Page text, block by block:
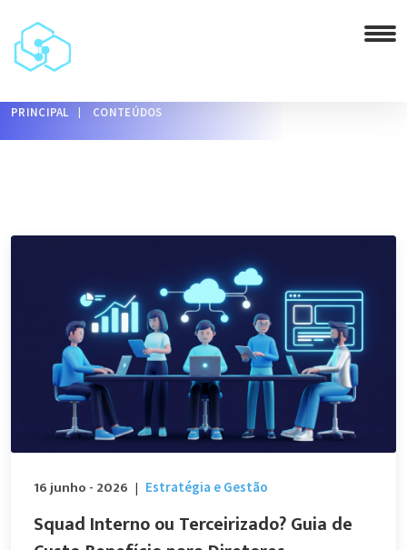
PRINCIPAL CONTEÚDOS
16 junho - 2026 | Estratégia e Gestão
Squad Interno ou Terceirizado? Guia de